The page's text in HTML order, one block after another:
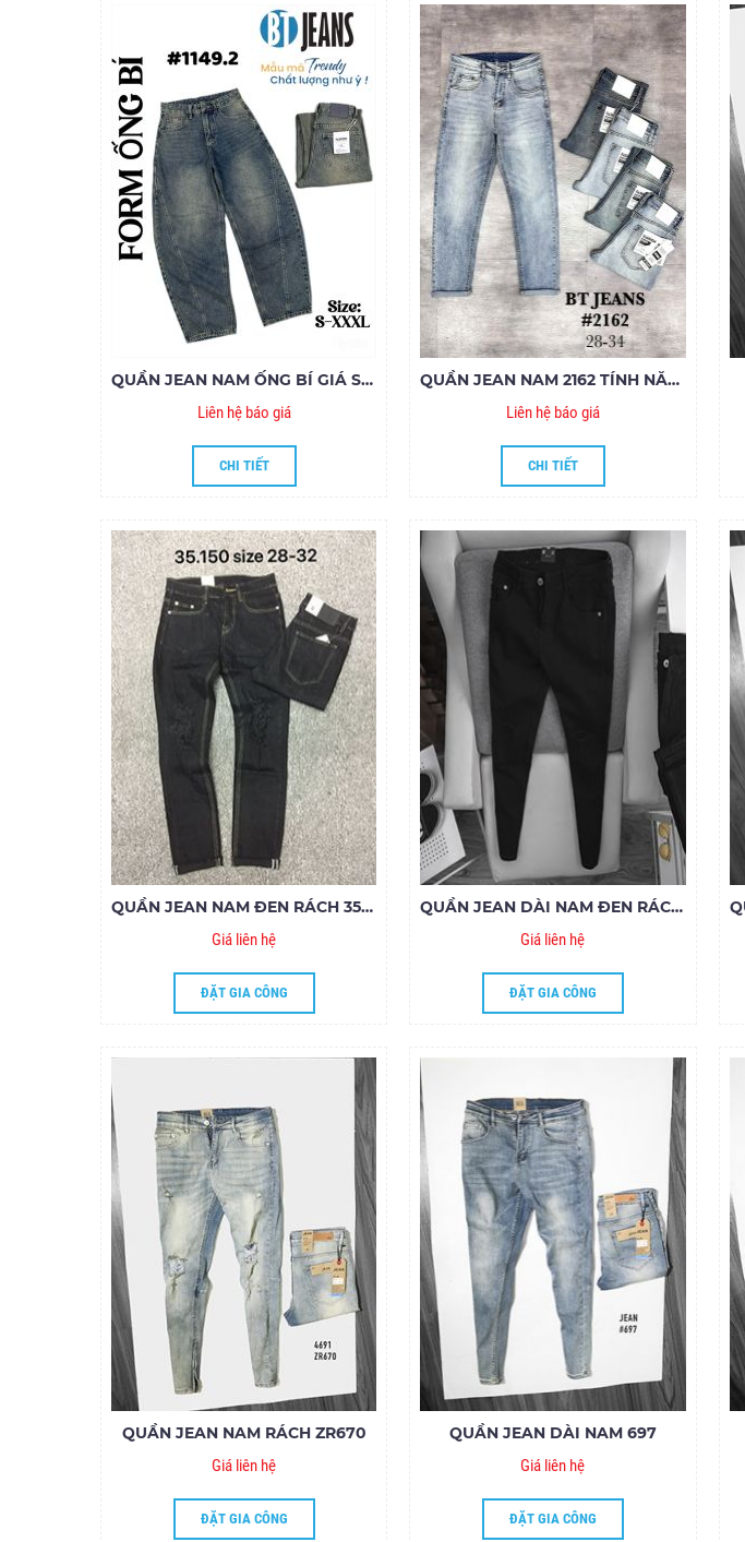
QUẦN JEAN NAM ỐNG BÍ GIÁ SỈ 001
Liên hệ báo giá
CHI TIẾT
QUẦN JEAN NAM 2162 TÍNH NĂNG LÀM MÁT COOLMAX
Liên hệ báo giá
CHI TIẾT
QUẦN JEAN NAM ĐEN RÁCH 35.150
Giá liên hệ
ĐẶT GIA CÔNG
QUẦN JEAN DÀI NAM ĐEN RÁCH GỐI ZIPPER
Giá liên hệ
ĐẶT GIA CÔNG
QUẦN JEAN NAM RÁCH ZR670
Giá liên hệ
ĐẶT GIA CÔNG
QUẦN JEAN DÀI NAM 697
Giá liên hệ
ĐẶT GIA CÔNG